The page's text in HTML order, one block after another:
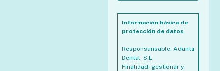
Información básica de
protección de datos
Responsansable: Adanta
Dental, S.L.
Finalidad: gestionar y